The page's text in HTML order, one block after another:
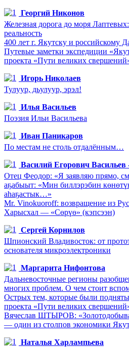
Георгий Никонов
Железная дорога до моря
реальность
400 лет г. Якутску и российскому
Путевые заметки экспедиции
проекта «Пути великих
Игорь Николаев
Тулуур, дьулуур, эрэл!
Илья Васильев
Поэзия Ильи Васильева
Иван Паникаров
По местам не столь отдалённым…
Василий Егорович
Отец Феодор: «Я заявляю прямо,
аҕабыыт: «Мин биллэрэбин
аһаҕастык…»
Mr. Vinokuoroff: возвращение из
Харысхал — «Сөрүө» (кэпсээн)
Сергей Корнилов
Шпионский Владивосток: от
основателя микроэлектроники
Маргарита Нифонтова
Дальневосточные регионы
многих проблем. О чем стоит
Острых тем, которые были
проекта «Пути великих
Вячеслав ШТЫРОВ:
— один из столпов экономики
Наталья Харлампьева